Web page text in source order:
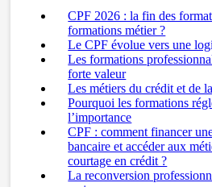
CPF 2026 : la fin des
formations métier ?
Le CPF évolue vers une
Les formations
forte valeur
Les métiers du crédit et de
Pourquoi les formations
l’importance
CPF : comment financer
bancaire et accéder aux
courtage en crédit ?
La reconversion